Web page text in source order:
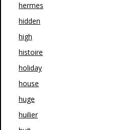
hermes
hidden
high
histoire
holiday
house
huge
huilier